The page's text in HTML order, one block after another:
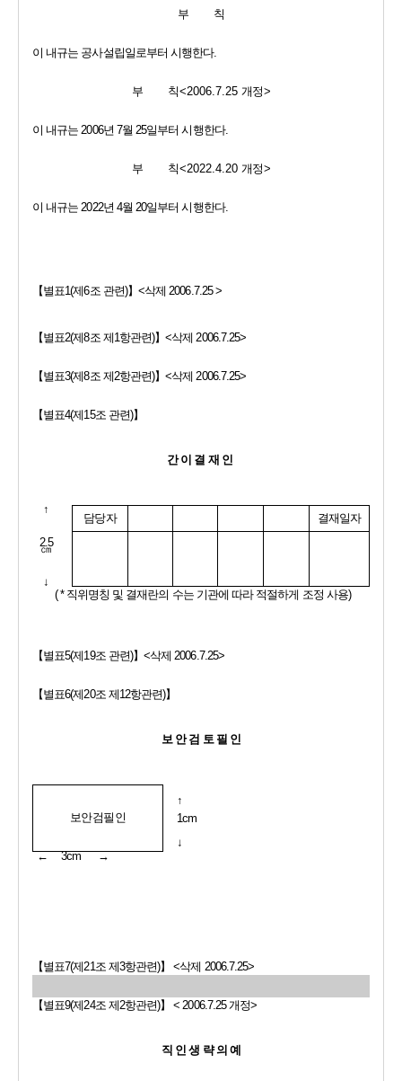
부        칙
이 내규는 공사설립일로부터 시행한다.
부        칙<2006.7.25 개정>
이 내규는 2006년 7월 25일부터 시행한다.
부        칙<2022.4.20 개정>
이 내규는 2022년 4월 20일부터 시행한다.
【별표1(제6조 관련)】 <삭제 2006.7.25 >
【별표2(제8조 제1항관련)】<삭제 2006.7.25>
【별표3(제8조 제2항관련)】<삭제 2006.7.25>
【별표4(제15조 관련)】
간 이 결 재 인
↑
2.5
㎝
↓
담당자 결재일자
( * 직위명칭 및 결재란의 수는 기관에 따라 적절하게 조정 사용)
【별표5(제19조 관련)】<삭제 2006.7.25>
【별표6(제20조 제12항관련)】
보 안 검 토 필 인
보안검필인
↑
1cm
↓
← 3cm →
【별표7(제21조 제3항관련)】 <삭제 2006.7.25>
【별표9(제24조 제2항관련)】 < 2006.7.25 개정>
직 인 생 략 의 예